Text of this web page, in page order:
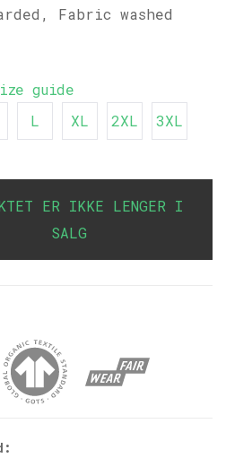
Fabric washed
guide
L XL 2XL 3XL
ER IKKE LENGER I
SALG